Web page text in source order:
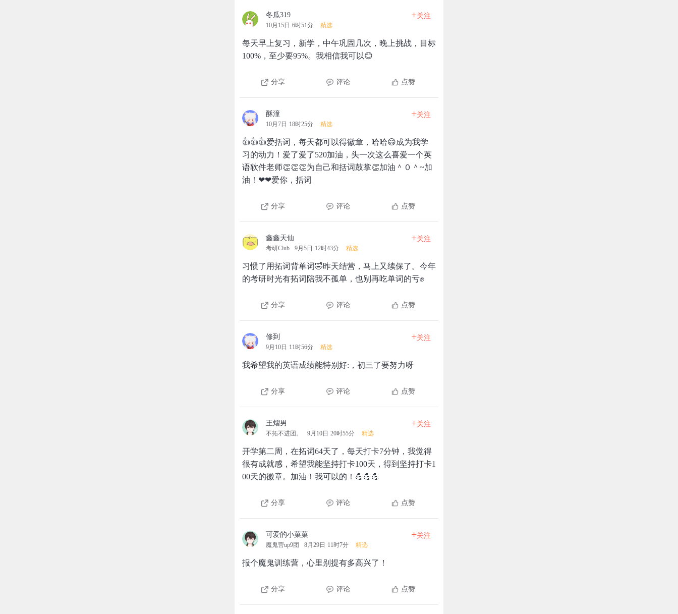
冬瓜319
10月15日 6时51分 精选
+关注
每天早上复习，新学，中午巩固几次，晚上挑战，目标
100%，至少要95%。我相信我可以😊
分享 评论 点赞
酥潼
10月7日 18时25分 精选
+关注
👍👍👍爱括词，每天都可以得徽章，哈哈😄成为我学
习的动力！爱了爱了520加油，头一次这么喜爱一个英
语软件老师👏👏👏为自己和括词鼓掌👏加油＾０＾~加
油！❤❤爱你，括词
分享 评论 点赞
鑫鑫天仙
考研Club 9月5日 12时43分 精选
+关注
习惯了用拓词背单词🤣昨天结营，马上又续保了。今年
的考研时光有拓词陪我不孤单，也别再吃单词的亏✊
分享 评论 点赞
修到
9月10日 11时56分 精选
+关注
我希望我的英语成绩能特别好:，初三了要努力呀
分享 评论 点赞
王熠男
不拓不进团。 9月10日 20时55分 精选
+关注
开学第二周，在拓词64天了，每天打卡7分钟，我觉得
很有成就感，希望我能坚持打卡100天，得到坚持打卡1
00天的徽章。加油！我可以的！💪💪💪
分享 评论 点赞
可爱的小菓菓
魔鬼营up9团 8月29日 11时7分 精选
+关注
报个魔鬼训练营，心里别提有多高兴了！
分享 评论 点赞